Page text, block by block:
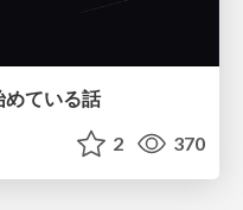
めている話
2 370